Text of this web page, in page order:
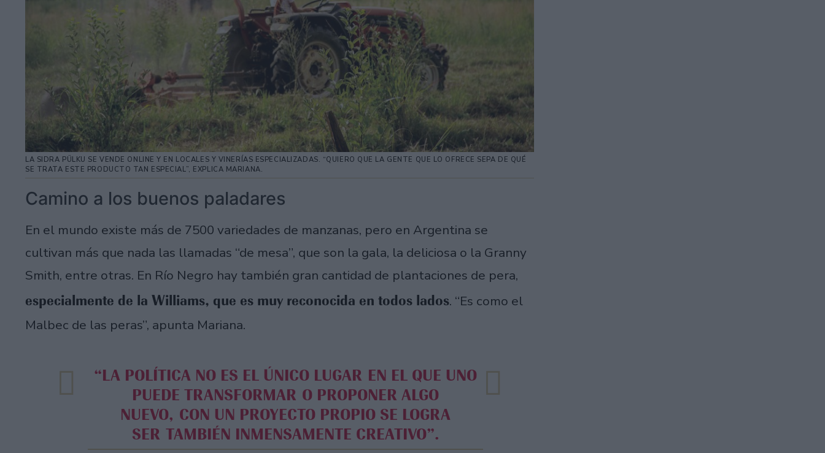
LA SIDRA PÜLKU SE VENDE ONLINE Y EN LOCALES Y VINERÍAS ESPECIALIZADAS. “QUIERO QUE LA GENTE QUE LO OFRECE SEPA DE QUÉ
SE TRATA ESTE PRODUCTO TAN ESPECIAL”, EXPLICA MARIANA.
Camino a los buenos paladares
En el mundo existe más de 7500 variedades de manzanas, pero en Argentina se
cultivan más que nada las llamadas “de mesa”, que son la gala, la deliciosa o la Granny
Smith, entre otras. En Río Negro hay también gran cantidad de plantaciones de pera,
especialmente de la Williams, que es muy reconocida en todos lados. “Es como el
Malbec de las peras”, apunta Mariana.
“LA POLÍTICA NO ES EL ÚNICO LUGAR EN EL QUE UNO
PUEDE TRANSFORMAR O PROPONER ALGO
NUEVO, CON UN PROYECTO PROPIO SE LOGRA
SER TAMBIÉN INMENSAMENTE CREATIVO”.